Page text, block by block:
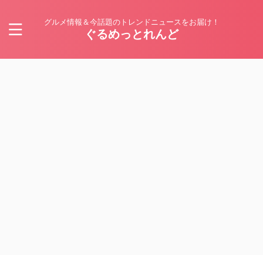
グルメ情報＆今話題のトレンドニュースをお届け！
ぐるめっとれんど